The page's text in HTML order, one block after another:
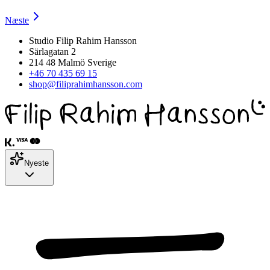
Næste
Studio Filip Rahim Hansson
Särlagatan 2
214 48 Malmö Sverige
+46 70 435 69 15
shop@filiprahimhansson.com
Nyeste